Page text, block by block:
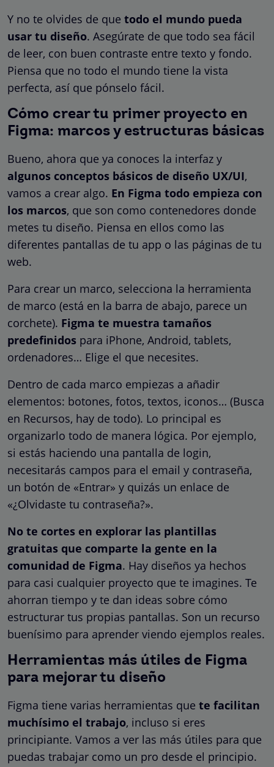
Y no te olvides de que todo el mundo pueda
usar tu diseño. Asegúrate de que todo sea fácil
de leer, con buen contraste entre texto y fondo.
Piensa que no todo el mundo tiene la vista
perfecta, así que pónselo fácil.
Cómo crear tu primer proyecto en
Figma: marcos y estructuras básicas
Bueno, ahora que ya conoces la interfaz y
algunos conceptos básicos de diseño UX/UI,
vamos a crear algo. En Figma todo empieza con
los marcos, que son como contenedores donde
metes tu diseño. Piensa en ellos como las
diferentes pantallas de tu app o las páginas de tu
web.
Para crear un marco, selecciona la herramienta
de marco (está en la barra de abajo, parece un
corchete). Figma te muestra tamaños
predefinidos para iPhone, Android, tablets,
ordenadores… Elige el que necesites.
Dentro de cada marco empiezas a añadir
elementos: botones, fotos, textos, iconos… (Busca
en Recursos, hay de todo). Lo principal es
organizarlo todo de manera lógica. Por ejemplo,
si estás haciendo una pantalla de login,
necesitarás campos para el email y contraseña,
un botón de «Entrar» y quizás un enlace de
«¿Olvidaste tu contraseña?».
No te cortes en explorar las plantillas
gratuitas que comparte la gente en la
comunidad de Figma. Hay diseños ya hechos
para casi cualquier proyecto que te imagines. Te
ahorran tiempo y te dan ideas sobre cómo
estructurar tus propias pantallas. Son un recurso
buenísimo para aprender viendo ejemplos reales.
Herramientas más útiles de Figma
para mejorar tu diseño
Figma tiene varias herramientas que te facilitan
muchísimo el trabajo, incluso si eres
principiante. Vamos a ver las más útiles para que
puedas trabajar como un pro desde el principio.